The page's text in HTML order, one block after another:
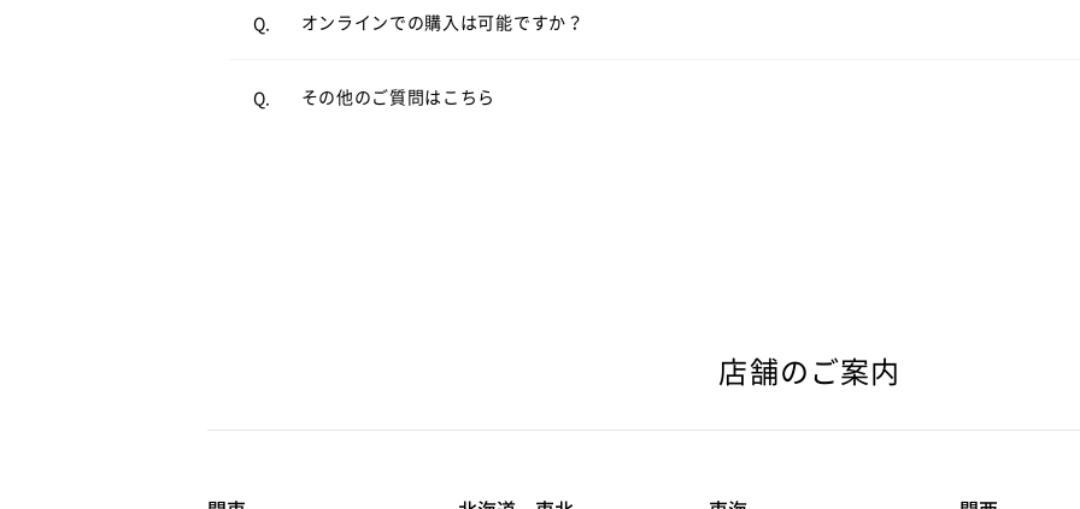
Q. オンラインでの購入は可能ですか？
Q. その他のご質問はこちら
A. よくあるご質問をご覧ください。
店舗のご案内